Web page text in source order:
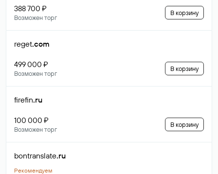
388 700 ₽
Возможен торг
В корзину
reget.com
499 000 ₽
Возможен торг
В корзину
firefin.ru
100 000 ₽
Возможен торг
В корзину
bontranslate.ru
Рекомендуем